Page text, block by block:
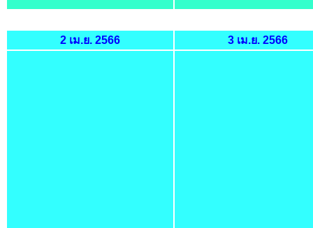
2 เม.ย. 2566 3 เม.ย. 2566